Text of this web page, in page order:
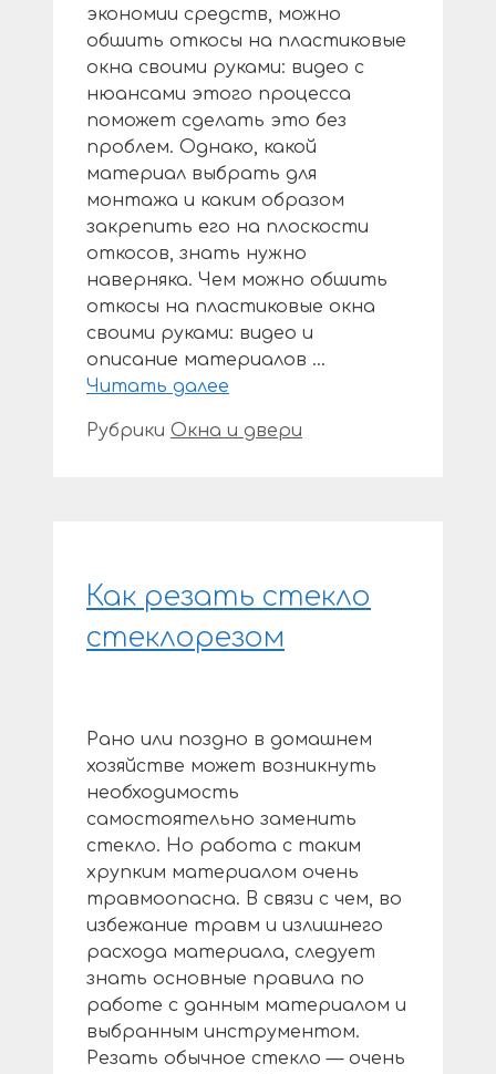
экономии средств, можно
обшить откосы на пластиковые
окна своими руками: видео с
нюансами этого процесса
поможет сделать это без
проблем. Однако, какой
материал выбрать для
монтажа и каким образом
закрепить его на плоскости
откосов, знать нужно
наверняка. Чем можно обшить
откосы на пластиковые окна
своими руками: видео и
описание материалов …
Читать далее
Рубрики Окна и двери
Как резать стекло
стеклорезом
Рано или поздно в домашнем
хозяйстве может возникнуть
необходимость
самостоятельно заменить
стекло. Но работа с таким
хрупким материалом очень
травмоопасна. В связи с чем, во
избежание травм и излишнего
расхода материала, следует
знать основные правила по
работе с данным материалом и
выбранным инструментом.
Резать обычное стекло — очень